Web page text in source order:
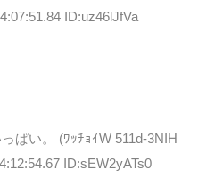
ID:uz46lJfVa
ぱい。 (ﾜｯﾁｮｲW 511d-3NIH
ID:sEW2yATs0